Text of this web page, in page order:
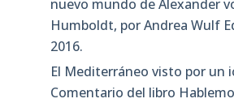
nuevo mundo de Alexander
Humboldt, por Andrea Wulf
2016.
El Mediterráneo visto por un
Comentario del libro